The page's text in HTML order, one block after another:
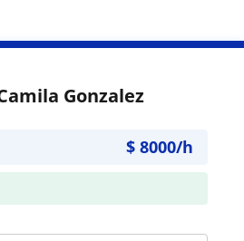
Gonzalez
$ 8000/h